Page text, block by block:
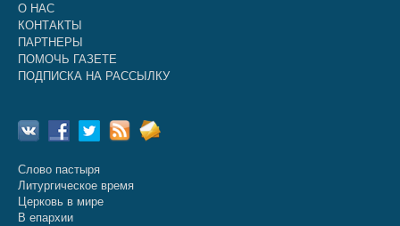
О НАС
КОНТАКТЫ
ПАРТНЕРЫ
ПОМОЧЬ ГАЗЕТЕ
ПОДПИСКА НА РАССЫЛКУ
Слово пастыря
Литургическое время
Церковь в мире
В епархии